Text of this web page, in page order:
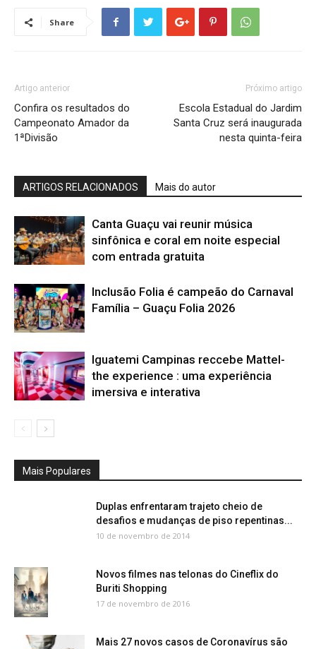
Share
Artigo anterior
Confira os resultados do
Campeonato Amador da
1ªDivisão
Próximo artigo
Escola Estadual do Jardim
Santa Cruz será inaugurada
nesta quinta-feira
ARTIGOS RELACIONADOS Mais do autor
Canta Guaçu vai reunir música
sinfônica e coral em noite especial
com entrada gratuita
Inclusão Folia é campeão do Carnaval
Família – Guaçu Folia 2026
Iguatemi Campinas reccebe Mattel-
the experience : uma experiência
imersiva e interativa
Mais Populares
Duplas enfrentaram trajeto cheio de
desafios e mudanças de piso repentinas...
10 de novembro de 2014
Novos filmes nas telonas do Cineflix do
Buriti Shopping
17 de novembro de 2016
Mais 27 novos casos de Coronavírus são